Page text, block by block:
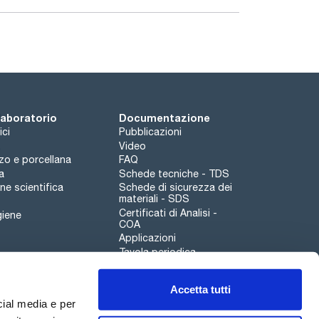
media e per
Accetta tutti
a prezzi economici.
sistema rotante).
Controllato da microprocessore;
e porcellana
scientifica
Documentazione
Pubblicazioni
Video
FAQ
Schede tecniche - TDS
Schede di sicurezza dei
materiali - SDS
Certificati di Analisi -
COA
Applicazioni
Tavola periodica
Canale di segnalazioni